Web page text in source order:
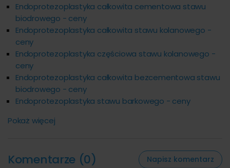
Endoprotezoplastyka całkowita cementowa stawu
biodrowego - ceny
Endoprotezoplastyka całkowita stawu kolanowego -
ceny
Endoprotezoplastyka częściowa stawu kolanowego -
ceny
Endoprotezoplastyka całkowita bezcementowa stawu
biodrowego - ceny
Endoprotezoplastyka stawu barkowego - ceny
Pokaż więcej
Komentarze (0) Napisz komentarz